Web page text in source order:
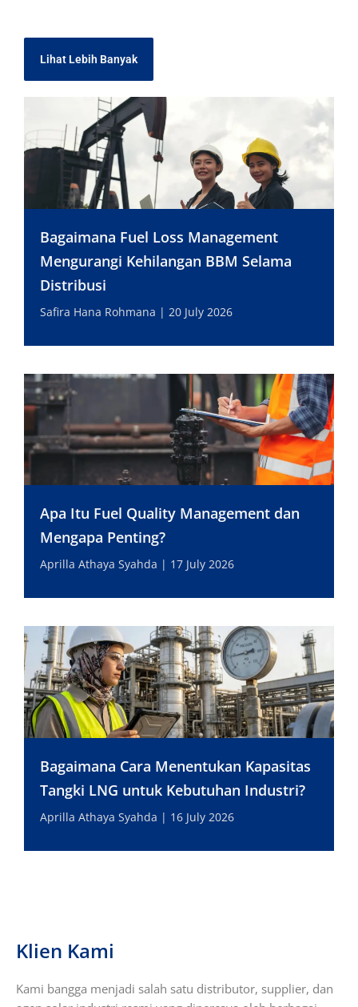
Lihat Lebih Banyak
Bagaimana Fuel Loss Management
Mengurangi Kehilangan BBM Selama
Distribusi
Safira Hana Rohmana 20 July 2026
Apa Itu Fuel Quality Management dan
Mengapa Penting?
Aprilla Athaya Syahda 17 July 2026
Bagaimana Cara Menentukan Kapasitas
Tangki LNG untuk Kebutuhan Industri?
Aprilla Athaya Syahda 16 July 2026
Klien Kami
Kami bangga menjadi salah satu distributor, supplier, dan